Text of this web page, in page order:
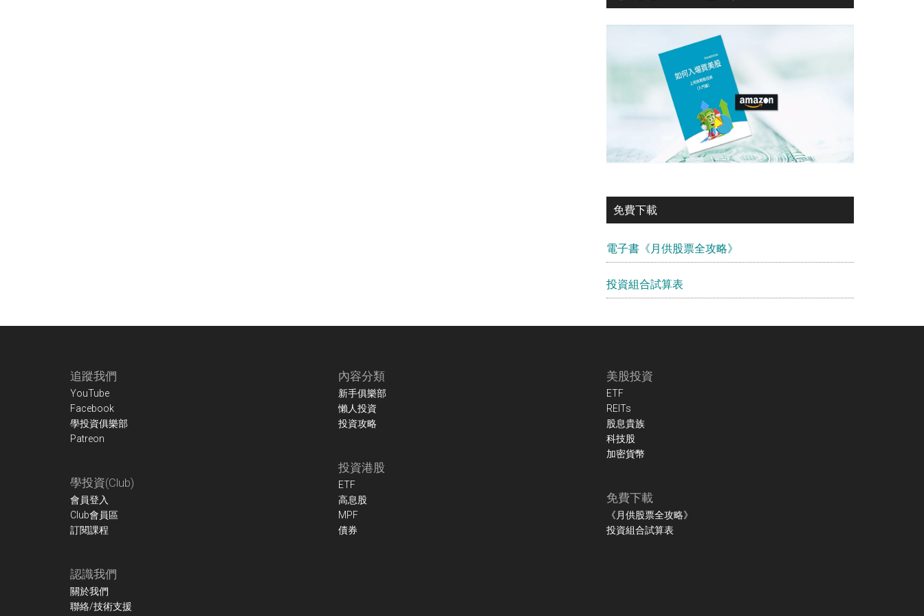
免費下載
電子書《月供股票全攻略》
投資組合試算表
追蹤我們
YouTube
Facebook
學投資俱樂部
Patreon
學投資(Club)
會員登入
Club會員區
訂閱課程
認識我們
關於我們
聯絡/技術支援
內容分類
新手俱樂部
懶人投資
投資攻略
投資港股
ETF
高息股
MPF
債券
美股投資
ETF
REITs
股息貴族
科技股
加密貨幣
免費下載
《月供股票全攻略》
投資組合試算表